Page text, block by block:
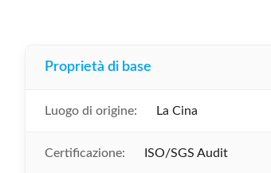
Proprietà di base
Luogo di origine: La Cina
Certificazione: ISO/SGS Audit